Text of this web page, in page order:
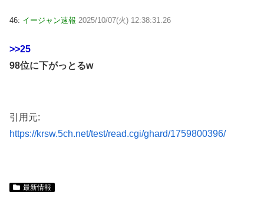
46: イージャン速報 2025/10/07(火) 12:38:31.26
>>25
98位に下がっとるw
引用元:
https://krsw.5ch.net/test/read.cgi/ghard/1759800396/
最新情報